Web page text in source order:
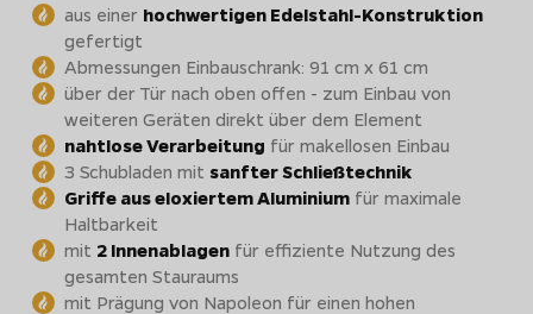
aus einer hochwertigen Edelstahl-Konstruktion
gefertigt
Abmessungen Einbauschrank: 91 cm x 61 cm
über der Tür nach oben offen - zum Einbau von
weiteren Geräten direkt über dem Element
nahtlose Verarbeitung für makellosen Einbau
3 Schubladen mit sanfter Schließtechnik
Griffe aus eloxiertem Aluminium für maximale
Haltbarkeit
mit 2 Innenablagen für effiziente Nutzung des
gesamten Stauraums
mit Prägung von Napoleon für einen hohen